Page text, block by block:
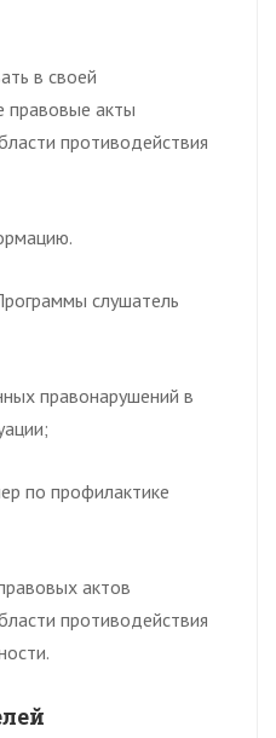
в своей
правовые акты
противодействия
слушатель
правонарушений в
по профилактике
актов
противодействия